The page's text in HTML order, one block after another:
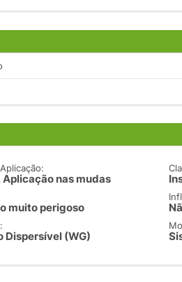
nas mudas
muito perigoso
Dispersível (WG)